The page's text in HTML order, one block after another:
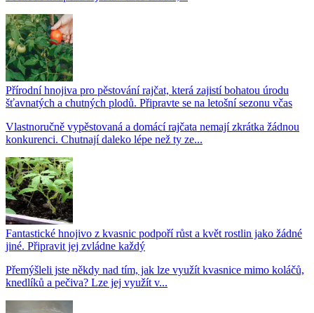
Přírodní hnojiva pro pěstování rajčat, která zajistí bohatou úrodu
šťavnatých a chutných plodů. Připravte se na letošní sezonu včas
Vlastnoručně vypěstovaná a domácí rajčata nemají zkrátka žádnou
konkurenci. Chutnají daleko lépe než ty ze...
Fantastické hnojivo z kvasnic podpoří růst a květ rostlin jako žádné
jiné. Připravit jej zvládne každý
Přemýšleli jste někdy nad tím, jak lze využít kvasnice mimo koláčů,
knedlíků a pečiva? Lze jej využít v...